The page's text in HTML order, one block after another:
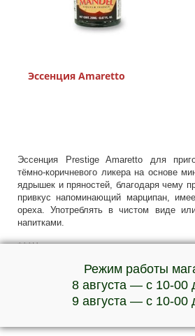
Эссенция Amaretto
Эссенция Prestige Amaretto для
тёмно-коричневого ликера на основе
ядрышек и пряностей, благодаря чему
привкус напоминающий марципан,
ореха. Употреблять в чистом виде
напитками.
***Наличие товара и актуальную
Режим работы
8 августа — с 10-00
9 августа — с 10-00